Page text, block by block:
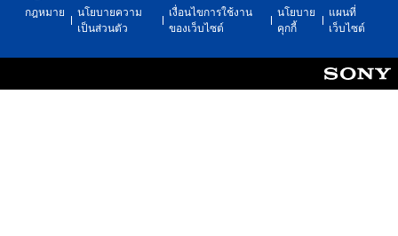
กฎหมาย
นโยบายความ
เป็นส่วนตัว
เงื่อนไขการใช้งาน
ของเว็บไซต์
นโยบาย
คุกกี้
แผนที่
เว็บไซต์